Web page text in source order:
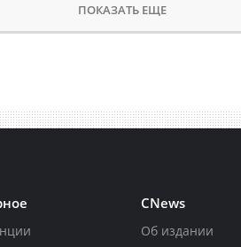
ПОКАЗАТЬ ЕЩЕ
CNews
Об издании